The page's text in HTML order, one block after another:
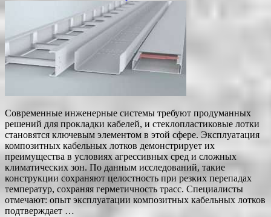
Современные инженерные системы требуют продуманных
решений для прокладки кабелей, и стеклопластиковые лотки
становятся ключевым элементом в этой сфере. Эксплуатация
композитных кабельных лотков демонстрирует их
преимущества в условиях агрессивных сред и сложных
климатических зон. По данным исследований, такие
конструкции сохраняют целостность при резких перепадах
температур, сохраняя герметичность трасс. Специалисты
отмечают: опыт эксплуатации композитных кабельных лотков
подтверждает …